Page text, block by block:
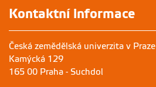
Kontaktní informace
Česká zemědělská univerzita v Praze
Kamýcká 129
165 00 Praha - Suchdol